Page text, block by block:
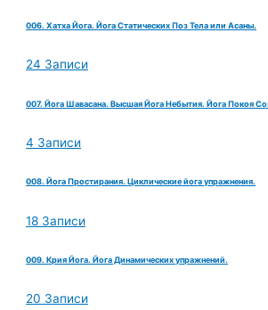
006. Хатха Йога. Йога Статических Поз Тела или Асаны.
24 Записи
007. Йога Шавасана. Высшая Йога Небытия. Йога Покоя
4 Записи
008. Йога Простирания. Циклические йога упражнения.
18 Записи
009. Крия Йога. Йога Динамических упражнений.
20 Записи